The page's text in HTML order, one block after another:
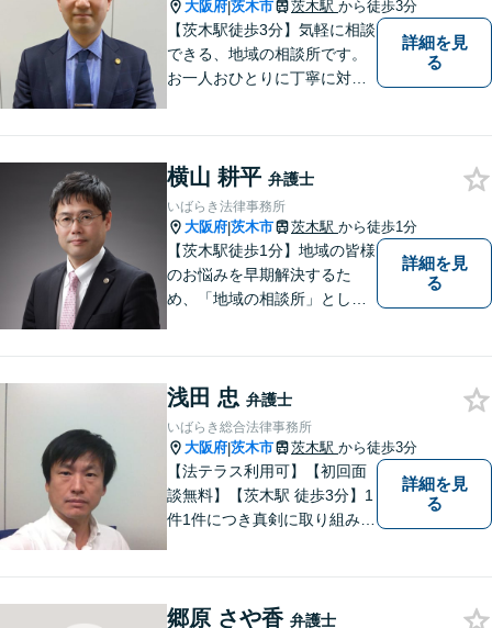
大阪府|茨木市 茨木駅 から徒歩3分
【茨木駅徒歩3分】気軽に相談
できる、地域の相談所です。
お一人おひとりに丁寧に対応
お困りごとがあれば、すぐに
ご相談を！
詳細を見
る
横山 耕平 弁護士
いばらき法律事務所
大阪府|茨木市 茨木駅 から徒歩1分
【茨木駅徒歩1分】地域の皆様
のお悩みを早期解決するた
め、「地域の相談所」として
詳細を見
る
浅田 忠 弁護士
いばらき総合法律事務所
大阪府|茨木市 茨木駅 から徒歩3分
【法テラス利用可】【初回面
談無料】【茨木駅 徒歩3分】1
件1件につき真剣に取り組み、
っしゃる不安や、ご希望を丁
詳細を見
る
郷原 さや香 弁護士